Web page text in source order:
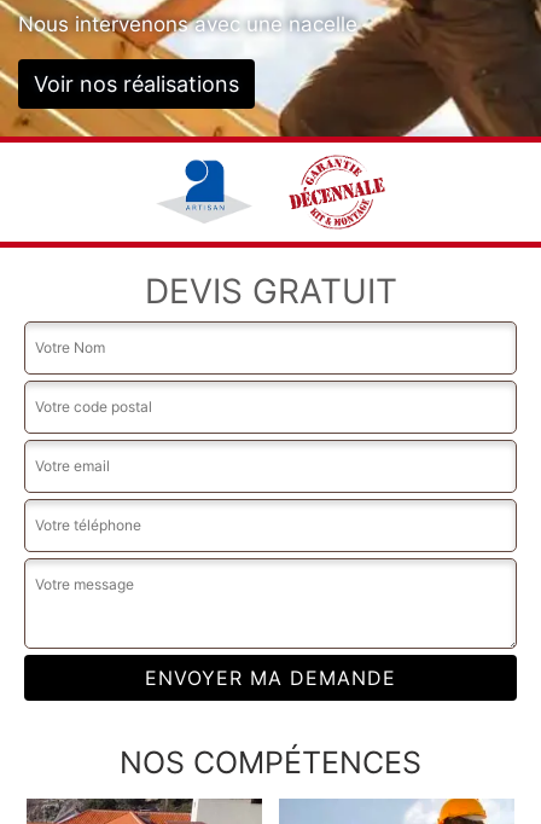
Nous intervenons avec une nacelle
Voir nos réalisations
DEVIS GRATUIT
NOS COMPÉTENCES